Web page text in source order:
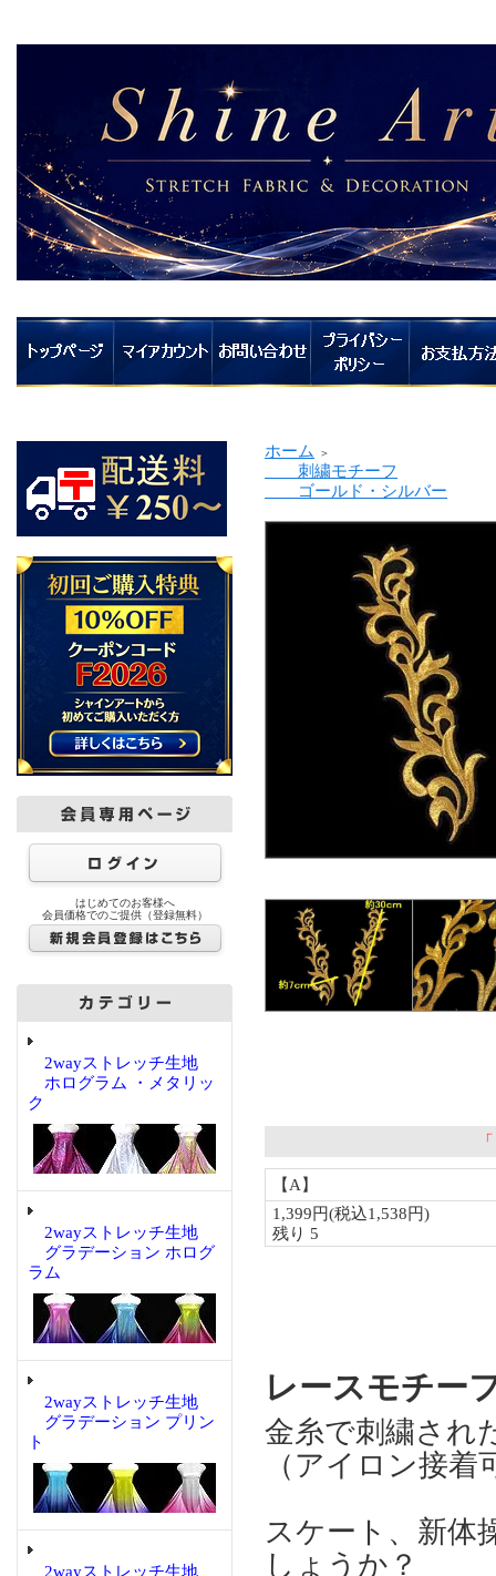
はじめてのお客様へ
会員価格でのご提供（登録無料）
2wayストレッチ生地
ホログラム ・メタリッ
ク
2wayストレッチ生地
グラデーション ホログ
ラム
2wayストレッチ生地
グラデーション プリン
ト
2wayストレッチ生地
ホーム ＞
刺繍モチーフ
ゴールド・シルバー
レースモチ
金糸で刺繍され
（アイロン接着
スケート、新体
しょうか？